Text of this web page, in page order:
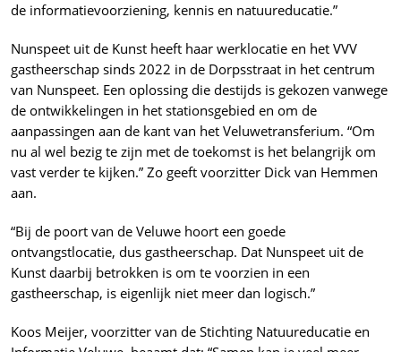
de informatievoorziening, kennis en natuureducatie.”
Nunspeet uit de Kunst heeft haar werklocatie en het VVV
gastheerschap sinds 2022 in de Dorpsstraat in het centrum
van Nunspeet. Een oplossing die destijds is gekozen vanwege
de ontwikkelingen in het stationsgebied en om de
aanpassingen aan de kant van het Veluwetransferium. “Om
nu al wel bezig te zijn met de toekomst is het belangrijk om
vast verder te kijken.” Zo geeft voorzitter Dick van Hemmen
aan.
“Bij de poort van de Veluwe hoort een goede
ontvangstlocatie, dus gastheerschap. Dat Nunspeet uit de
Kunst daarbij betrokken is om te voorzien in een
gastheerschap, is eigenlijk niet meer dan logisch.”
Koos Meijer, voorzitter van de Stichting Natuureducatie en